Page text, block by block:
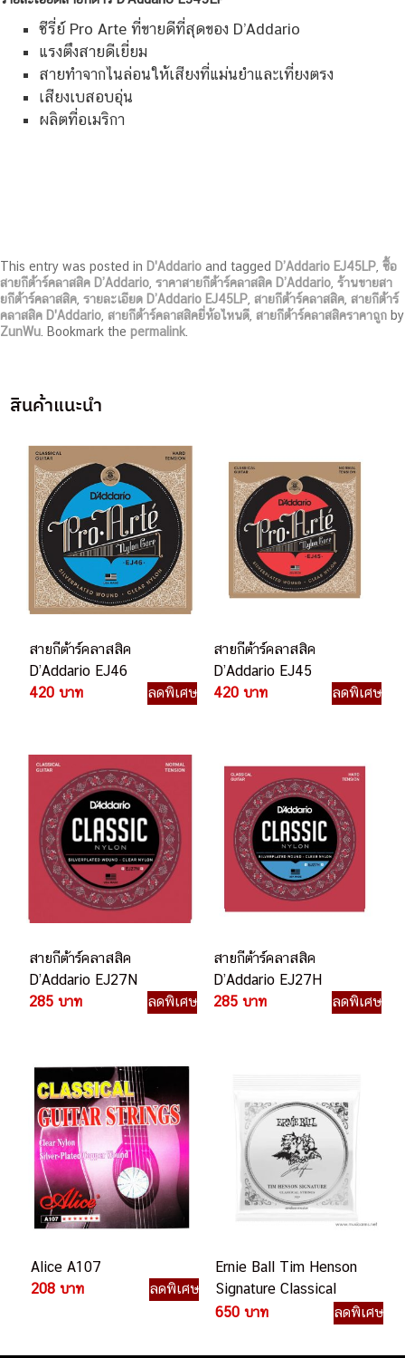
ซีรี่ย์ Pro Arte ที่ขายดีที่สุดของ D’Addario
แรงตึงสายดีเยี่ยม
สายทำจากไนล่อนให้เสียงที่แม่นยำและเที่ยงตรง
เสียงเบสอบอุ่น
ผลิตที่อเมริกา
This entry was posted in D'Addario and tagged D’Addario EJ45LP ซื้อ
สายกีต้าร์คลาสสิค D’Addario ราคาสายกีต้าร์คลาสสิค D’Addario ร้านขายสา
ยกีต้าร์คลาสสิค รายละเอียด D’Addario EJ45LP สายกีต้าร์คลาสสิค สายกีต้าร์
คลาสสิค D'Addario สายกีต้าร์คลาสสิคยี่ห้อไหนดี สายกีต้าร์คลาสสิคราคาถูก by
ZunWu . Bookmark the permalink
สินค้าแนะนำ
สายกีต้าร์คลาสสิค
D’Addario EJ46
420 บาท
ลดพิเศษ
สายกีต้าร์คลาสสิค
D’Addario EJ45
420 บาท
ลดพิเศษ
สายกีต้าร์คลาสสิค
D’Addario EJ27N
285 บาท
ลดพิเศษ
สายกีต้าร์คลาสสิค
D’Addario EJ27H
285 บาท
ลดพิเศษ
Alice A107
208 บาท
ลดพิเศษ
Ernie Ball Tim Henson
Signature Classical
Guitar Strings – Medium
650 บาท ลดพิเศษ